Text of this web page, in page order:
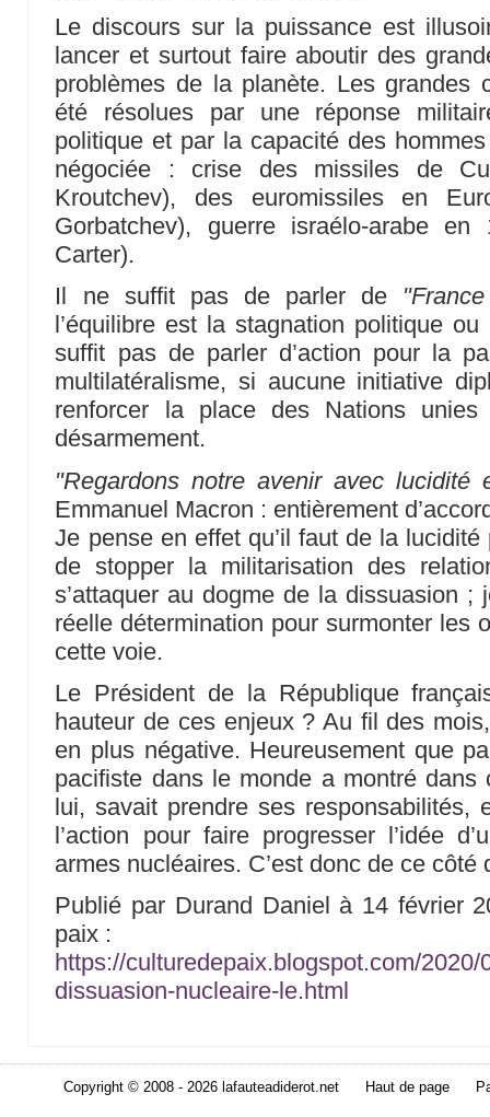
Le discours sur la puissance est
lancer et surtout faire aboutir des
problèmes de la planète. Les grandes
été résolues par une réponse
politique et par la capacité des
négociée : crise des missiles de
Kroutchev), des euromissiles en
Gorbatchev), guerre israélo-arabe en
Carter).
Il ne suffit pas de parler de
l’équilibre est la stagnation politique
suffit pas de parler d’action pour la
multilatéralisme, si aucune initiative
renforcer la place des Nations
désarmement.
"Regardons notre avenir avec lucidité
Emmanuel Macron : entièrement
Je pense en effet qu’il faut de la lucidité
de stopper la militarisation des
s’attaquer au dogme de la dissuasion ;
réelle détermination pour surmonter les
cette voie.
Le Président de la République
hauteur de ces enjeux ? Au fil des
en plus négative. Heureusement que
pacifiste dans le monde a montré dans
lui, savait prendre ses responsabilités,
l’action pour faire progresser l’idée
armes nucléaires. C’est donc de ce côté
Publié par Durand Daniel à 14 février
paix :
https://culturedepaix.blogspot.com/2020/
dissuasion-nucleaire-le.html
Copyright © 2008 - 2026 lafauteadiderot.net Haut de page